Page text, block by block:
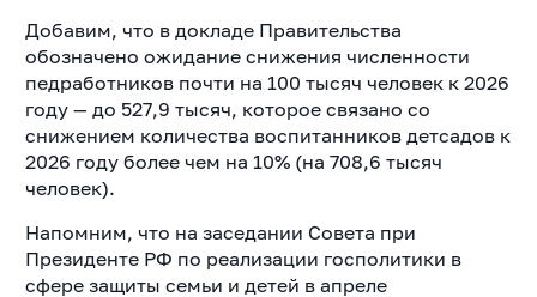
Добавим, что в докладе Правительства
обозначено ожидание снижения численности
педработников почти на 100 тысяч человек к 2026
году — до 527,9 тысяч, которое связано со
снижением количества воспитанников детсадов к
2026 году более чем на 10% (на 708,6 тысяч
человек).
Напомним, что на заседании Совета при
Президенте РФ по реализации госполитики в
сфере защиты семьи и детей в апреле